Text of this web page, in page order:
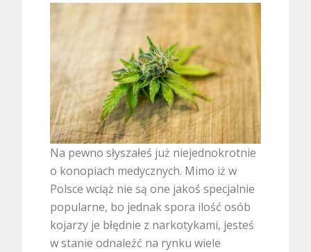
Na pewno słyszałeś już niejednokrotnie
o konopiach medycznych. Mimo iż w
Polsce wciąż nie są one jakoś specjalnie
popularne, bo jednak spora ilość osób
kojarzy je błędnie z narkotykami, jesteś
w stanie odnaleźć na rynku wiele